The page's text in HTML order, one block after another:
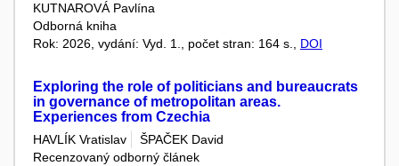
KUTNAROVÁ Pavlína
Odborná kniha
Rok: 2026, vydání: Vyd. 1., počet stran: 164 s., DOI
Exploring the role of politicians and bureaucrats
in governance of metropolitan areas.
Experiences from Czechia
HAVLÍK Vratislav
ŠPAČEK David
Recenzovaný odborný článek